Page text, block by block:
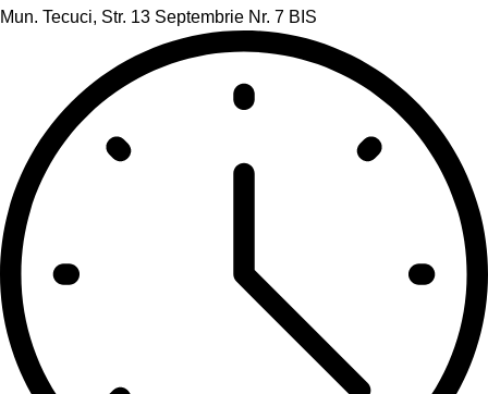
Mun. Tecuci, Str. 13 Septembrie Nr. 7 BIS